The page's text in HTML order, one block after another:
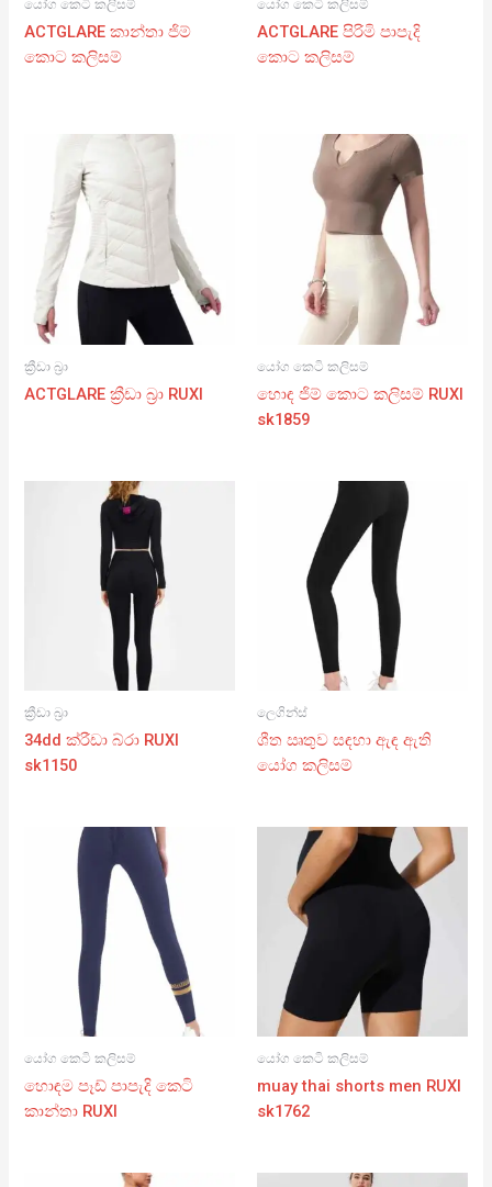
යෝග කෙටි කලිසම්
ACTGLARE කාන්තා ජිම්
කොට කලිසම්
යෝග කෙටි කලිසම්
ACTGLARE පිරිමි පාපැදි
කොට කලිසම්
ක්‍රීඩා බ්‍රා
ACTGLARE ක්‍රීඩා බ්‍රා RUXI
යෝග කෙටි කලිසම්
හොඳ ජිම් කොට කලිසම් RUXI
sk1859
ක්‍රීඩා බ්‍රා
34dd ක්රීඩා බ්රා RUXI
sk1150
ලෙගින්ස්
ශීත ඍතුව සඳහා ඇඳ ඇති
යෝග කලිසම්
යෝග කෙටි කලිසම්
හොඳම පෑඩ් පාපැදි කෙටි
කාන්තා RUXI
යෝග කෙටි කලිසම්
muay thai shorts men RUXI
sk1762